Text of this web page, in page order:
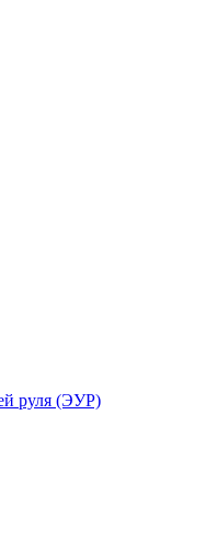
руля (ЭУР)